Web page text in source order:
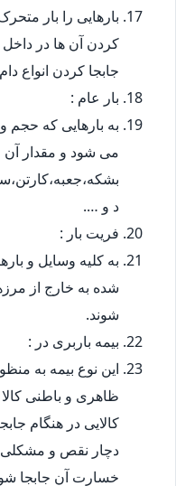
بارهایی را بار
کردن آن ها در داخل
جابجا کردن انواع
بار عام :
به بارهایی که حجم
می شود و مقدار
د و ….
فریت بار :
به کلیه وسایل و
شده به خارج از
شوند.
بیمه باربری در :
این نوع بیمه به
ظاهری و باطنی
کالایی در هنگام
دچار نقص و مشکلی
خسارت آن جابجا